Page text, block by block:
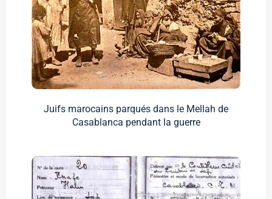
Juifs marocains parqués dans le Mellah de
Casablanca pendant la guerre